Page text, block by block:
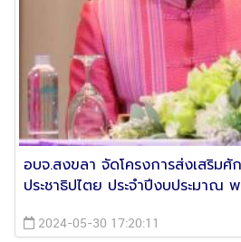
อบจ.สงขลา จัด​โครงการส่งเสริม
ประชาธิปไตย ประจำปีงบประมาณ
2024-05-30 17:20:11